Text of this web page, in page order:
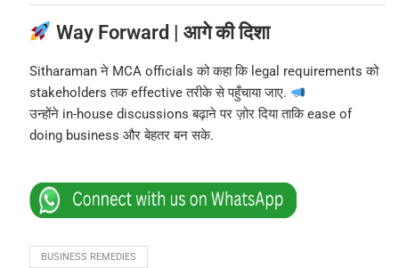
Way Forward | आगे की दिशा
Sitharaman ने MCA officials को कहा कि legal requirements को
stakeholders तक effective तरीके से पहुँचाया जाए.
उन्होंने in-house discussions बढ़ाने पर ज़ोर दिया ताकि ease of
doing business और बेहतर बन सके.
BUSINESS REMEDIES